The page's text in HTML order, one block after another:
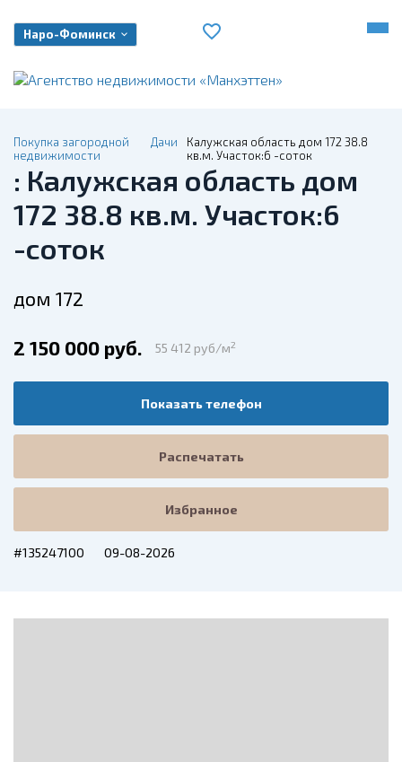
Наро-Фоминск
Покупка загородной
недвижимости
Дачи
Калужская область дом 172 38.8
кв.м. Участок:6 -соток
: Калужская область дом
172 38.8 кв.м. Участок:6
-соток
дом 172
2 150 000 руб. 55 412 руб/м2
Показать телефон
Распечатать
Избранное
#135247100 09-08-2026